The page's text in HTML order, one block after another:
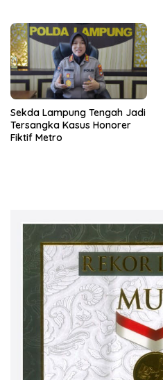
Sekda Lampung Tengah Jadi
Tersangka Kasus Honorer
Fiktif Metro